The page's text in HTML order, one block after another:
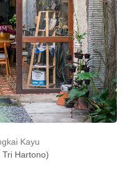
Kayu
Tri Hartono)